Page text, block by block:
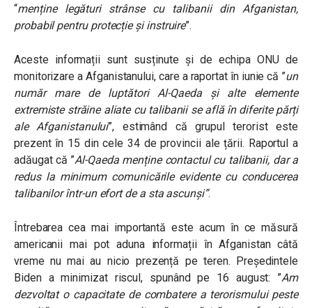
“menține legături strânse cu talibanii din Afganistan,
probabil pentru protecție și instruire”.
Aceste informații sunt susținute și de echipa ONU de
monitorizare a Afganistanului, care a raportat în iunie că ”un
număr mare de luptători Al-Qaeda și alte elemente
extremiste străine aliate cu talibanii se află în diferite părți
ale Afganistanului”, estimând că grupul terorist este
prezent în 15 din cele 34 de provincii ale țării. Raportul a
adăugat că ”Al-Qaeda menține contactul cu talibanii, dar a
redus la minimum comunicările evidente cu conducerea
talibanilor într-un efort de a sta ascunși”.
Întrebarea cea mai importantă este acum în ce măsură
americanii mai pot aduna informații în Afganistan câtă
vreme nu mai au nicio prezență pe teren. Președintele
Biden a minimizat riscul, spunând pe 16 august: ”Am
dezvoltat o capacitate de combatere a terorismului peste